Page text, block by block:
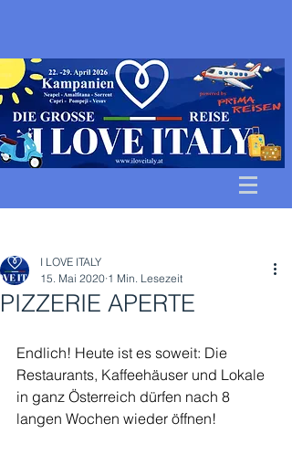
PIZZERIE APERTE
I LOVE ITALY
15. Mai 2020 1 Min. Lesezeit
Endlich! Heute ist es soweit: Die
Restaurants, Kaffeehäuser und Lokale
in ganz Österreich dürfen nach 8
langen Wochen wieder öffnen!